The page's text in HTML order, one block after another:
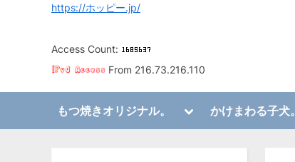
https://ホッピー.jp/
Access Count:
From 216.73.216.110
もつ焼きオリジナル。
Toggle
menu
Toggle
かけまわる子犬。